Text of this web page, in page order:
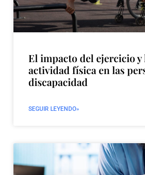
El impacto del ejercicio y
actividad física en las
discapacidad
SEGUIR LEYENDO»